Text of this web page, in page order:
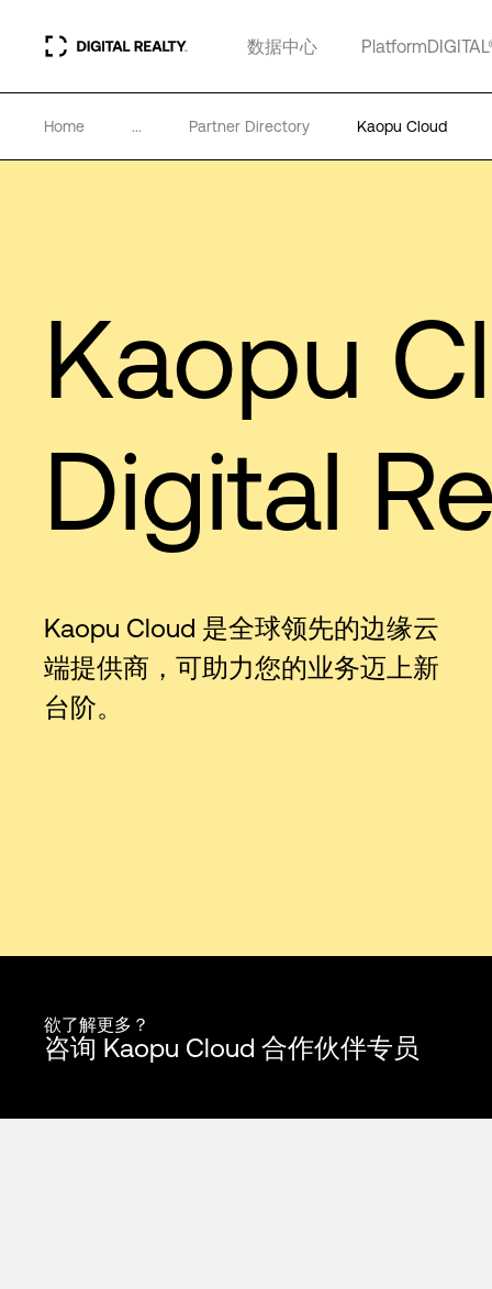
数据中心
Home ... Partner Directory Kaopu Cloud
Kaopu
Digital
Kaopu Cloud 是全球领先的边缘云
端提供商，可助力您的业务迈上新
台阶。
欲了解更多？
咨询 Kaopu Cloud 合作伙伴专员